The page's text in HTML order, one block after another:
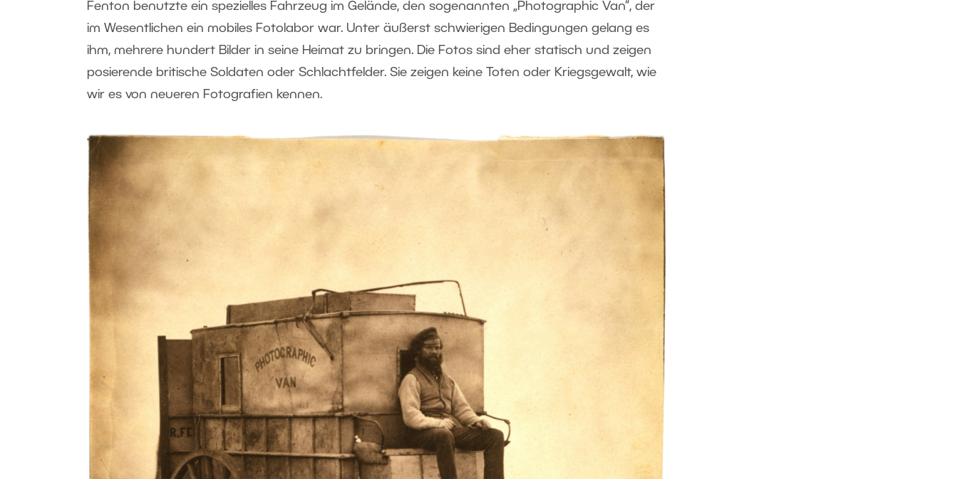
Fenton benutzte ein spezielles Fahrzeug im Gelände, den sogenannten „Photographic Van“, der
im Wesentlichen ein mobiles Fotolabor war. Unter äußerst schwierigen Bedingungen gelang es
ihm, mehrere hundert Bilder in seine Heimat zu bringen. Die Fotos sind eher statisch und zeigen
posierende britische Soldaten oder Schlachtfelder. Sie zeigen keine Toten oder Kriegsgewalt, wie
wir es von neueren Fotografien kennen.